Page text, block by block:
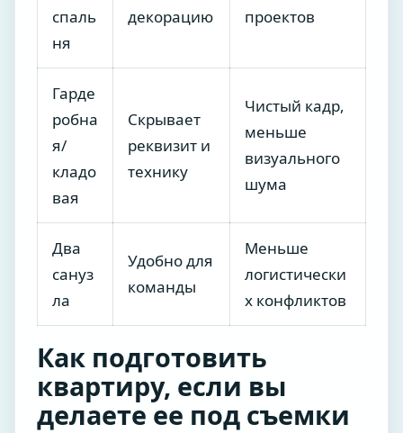
спаль
ня
декорацию
проектов
Гарде
робна
я/
кладо
вая
Скрывает
реквизит и
технику
Чистый кадр,
меньше
визуального
шума
Два
сануз
ла
Удобно для
команды
Меньше
логистически
х конфликтов
Как подготовить
квартиру, если вы
делаете ее под съемки